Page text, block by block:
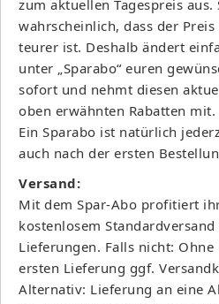
zum aktuellen Tagespreis
wahrscheinlich, dass der
teurer ist. Deshalb ändert
unter „Sparabo“ euren
sofort und nehmt diesen
oben erwähnten Rabatten mit.
Ein Sparabo ist natürlich
auch nach der ersten
Versand:
Mit dem Spar-Abo profitiert
kostenlosem
Lieferungen. Falls nicht:
ersten Lieferung ggf.
Alternativ: Lieferung an eine